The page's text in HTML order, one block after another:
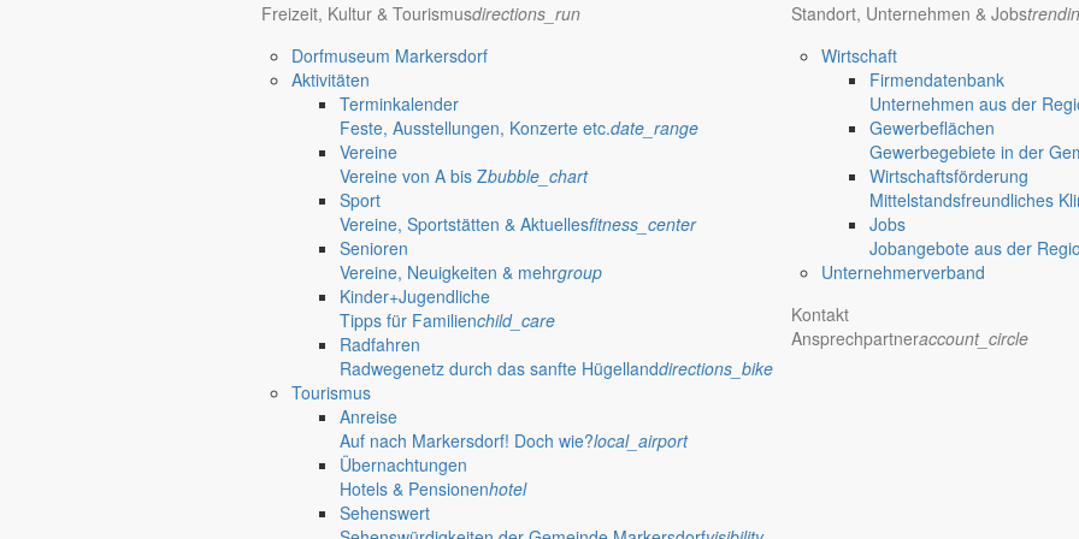
Freizeit, Kultur & Tourismusdirections_run
Dorfmuseum Markersdorf
Aktivitäten
Terminkalender
Feste, Ausstellungen, Konzerte etc.date_range
Vereine
Vereine von A bis Zbubble_chart
Sport
Vereine, Sportstätten & Aktuellesfitness_center
Senioren
Vereine, Neuigkeiten & mehrgroup
Kinder+Jugendliche
Tipps für Familienchild_care
Radfahren
Radwegenetz durch das sanfte Hügellanddirections_bike
Tourismus
Anreise
Auf nach Markersdorf! Doch wie?local_airport
Übernachtungen
Hotels & Pensionenhotel
Sehenswert
Standort, Unternehmen & Jobs
Wirtschaft
Firmendatenbank
Unternehmen aus der
Gewerbeflächen
Gewerbegebiete in der
Wirtschaftsförderung
Mittelstandsfreundliches
Jobs
Jobangebote aus der
Unternehmerverband
Kontakt
Ansprechpartneraccount_circle
Unser Beratungsbus in Markersdorf
70 Jahre Jubiläumsturniere
Kinderhaus „Wirbelwind“ lädt regelmäßig zur Schnupper- und Spielstunde ein
Spielend die Kinderkrippe kennenlernen
Das Kinderhaus „Wirbelwind“ lädt Kinder von null bis drei Jahren mit einem Elternteil am ersten und dritten Donnerstag im Monat von 9 bis
An zentralen Punkten in der Gemeinde Markersdorf
Errichtung von zwei Fahrrad-Reparaturstationen
Auf Anregung von Einwohnern sollen in den Ortsteilen Markersdorf und Jauernick-Buschbach Fahrradreparatursäulen an zentralen Stellen
Mitglieder- und Wahlveranstaltung